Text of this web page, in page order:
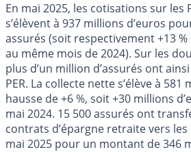
En mai 2025, les cotisations sur les
s’élèvent à 937 millions d’euros
assurés (soit respectivement +13
au même mois de 2024). Sur les
plus d’un million d’assurés ont
PER. La collecte nette s’élève à 581
hausse de +6 %, soit +30 millions
mai 2024. 15 500 assurés ont
contrats d’épargne retraite vers les
mai 2025 pour un montant de 346